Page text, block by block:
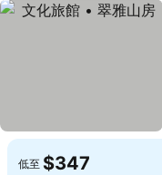
低至 $347